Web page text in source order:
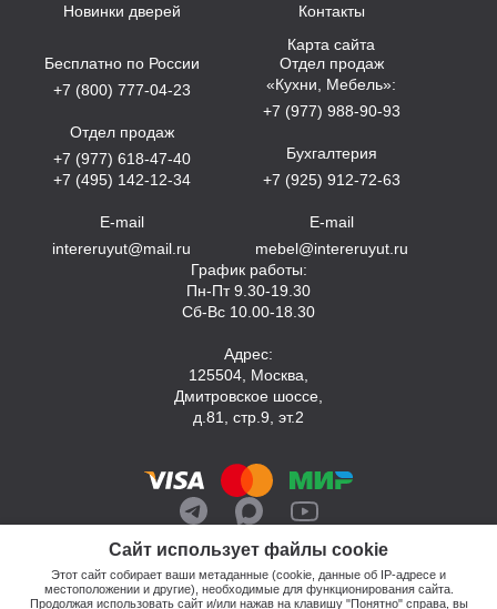
Сайт использует файлы cookie
Этот сайт собирает ваши метаданные (cookie, данные об IP-адресе и
местоположении и другие), необходимые для функционирования сайта.
Продолжая использовать сайт и/или нажав на клавишу "Понятно" справа, вы
Новинки дверей
Контакты
Карта сайта
Бесплатно по России
+7 (800) 777-04-23
Отдел продаж
+7 (977) 618-47-40
+7 (495) 142-12-34
E-mail
intereruyut@mail.ru
Отдел продаж
«Кухни, Мебель»:
+7 (977) 988-90-93
Бухгалтерия
+7 (925) 912-72-63
E-mail
mebel@intereruyut.ru
График работы:
Пн-Пт 9.30-19.30
Сб-Вс 10.00-18.30
Адрес:
125504, Москва,
Дмитровское шоссе,
д.81, стр.9, эт.2